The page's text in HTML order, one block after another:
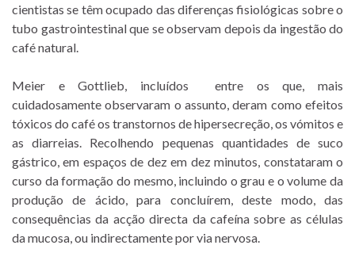
cientistas se têm ocupado das diferenças fisiológicas sobre o
tubo gastrointestinal que se observam depois da ingestão do
café natural.
Meier e Gottlieb, incluídos entre os que, mais
cuidadosamente observaram o assunto, deram como efeitos
tóxicos do café os transtornos de hipersecreção, os vómitos e
as diarreias. Recolhendo pequenas quantidades de suco
gástrico, em espaços de dez em dez minutos, constataram o
curso da formação do mesmo, incluindo o grau e o volume da
produção de ácido, para concluírem, deste modo, das
consequências da acção directa da cafeína sobre as células
da mucosa, ou indirectamente por via nervosa.